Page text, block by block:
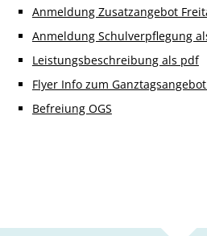
Anmeldung Zusatzangebot
Anmeldung Schulverpflegung
Leistungsbeschreibung als pdf
Flyer Info zum
Befreiung OGS